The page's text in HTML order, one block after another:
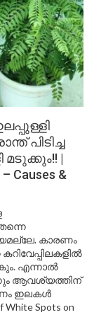
പിടിച്ച
|
Causes &
കാരണം
എന്നാൽ
ആവശ്യത്തിന്
ഇലകൾ
Spots on